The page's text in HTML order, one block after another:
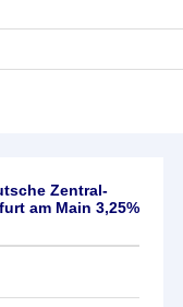
Zentral-
am Main 3,25%